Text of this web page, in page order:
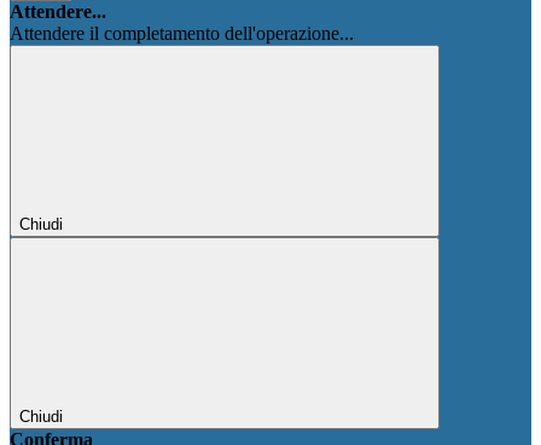
Attendere...
Attendere il completamento dell'operazione...
Chiudi
Chiudi
Conferma